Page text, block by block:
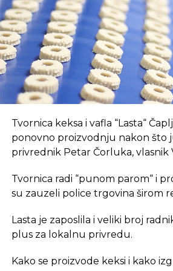
suvremeni način rada.
REKLAMA
U coworking prostoru, radnici su
profesionalcima, što potiče
atmosferu koju je teško postići u
Dodatna prednost coworkinga je
prostoru omogućava razmjenu
suradnji, čime coworking prostor
Tvornica keksa i vafla “Lasta“
ponovno proizvodnju nakon što
privrednik Petar Čorluka, vlasnik
Tvornica radi “punom parom“ i
su zauzeli police trgovina širom
Lasta je zaposlila i veliki broj
plus za lokalnu privredu.
Kako se proizvode keksi i kako